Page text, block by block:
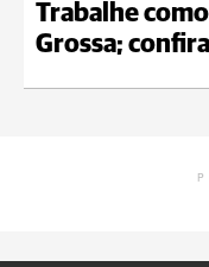
Trabalhe
Grossa;